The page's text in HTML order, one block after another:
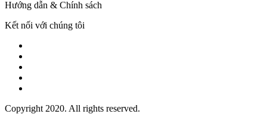
Hướng dẫn & Chính sách
Kết nối với chúng tôi
Copyright 2020. All rights reserved.